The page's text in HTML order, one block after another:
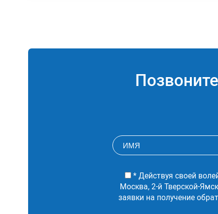
Позвоните
* Действуя своей
Москва, 2-й Тверской-
заявки на получение